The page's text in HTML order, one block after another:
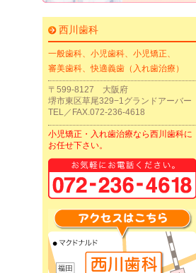
西川歯科
一般歯科、小児歯科、小児矯正、
審美歯科、快適義歯（入れ歯治療）
〒599-8127 大阪府
堺市東区草尾329−1グランドアーバー
TEL／FAX.072-236-4618
小児矯正・入れ歯治療なら西川歯科に
お任せ下さい。